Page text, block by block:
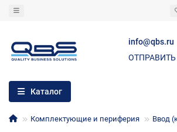
info@qbs.ru
Каталог
Комплектующие и периферия Ввод